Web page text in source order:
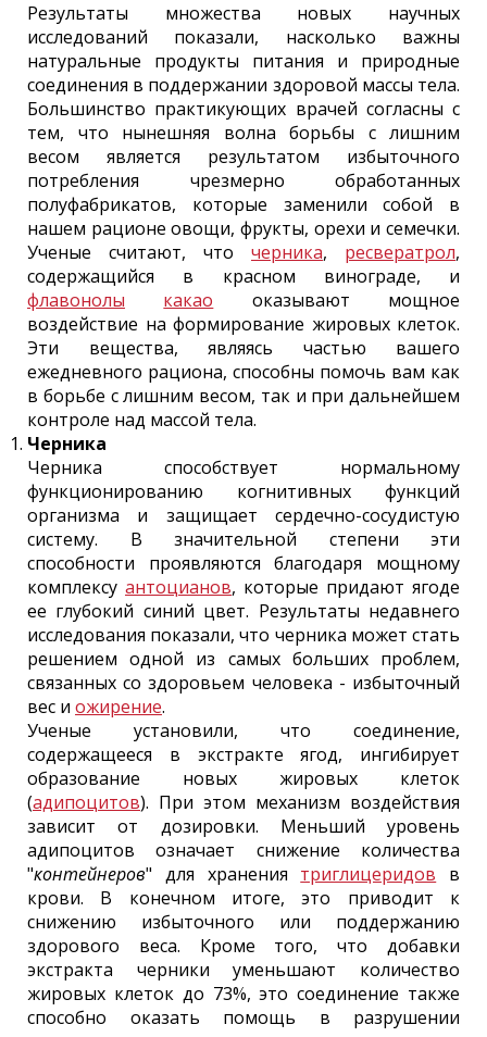
Результаты множества новых научных
исследований показали, насколько важны
натуральные продукты питания и природные
соединения в поддержании здоровой массы тела.
Большинство практикующих врачей согласны с
тем, что нынешняя волна борьбы с лишним
весом является результатом избыточного
потребления чрезмерно обработанных
полуфабрикатов, которые заменили собой в
нашем рационе овощи, фрукты, орехи и семечки.
Ученые считают, что черника, ресвератрол,
содержащийся в красном винограде, и
флавонолы
какао оказывают мощное
воздействие на формирование жировых клеток.
Эти вещества, являясь частью вашего
ежедневного рациона, способны помочь вам как
в борьбе с лишним весом, так и при дальнейшем
контроле над массой тела.
Черника
Черника способствует нормальному
функционированию когнитивных функций
организма и защищает сердечно-сосудистую
систему. В значительной степени эти
способности проявляются благодаря мощному
комплексу антоцианов, которые придают ягоде
ее глубокий синий цвет. Результаты недавнего
исследования показали, что черника может стать
решением одной из самых больших проблем,
связанных со здоровьем человека - избыточный
вес и ожирение.
Ученые установили, что соединение,
содержащееся в экстракте ягод, ингибирует
образование новых жировых клеток
(адипоцитов). При этом механизм воздействия
зависит от дозировки. Меньший уровень
адипоцитов означает снижение количества
"контейнеров" для хранения триглицеридов в
крови. В конечном итоге, это приводит к
снижению избыточного или поддержанию
здорового веса. Кроме того, что добавки
экстракта черники уменьшают количество
жировых клеток до 73%, это соединение также
способно оказать помощь в разрушении